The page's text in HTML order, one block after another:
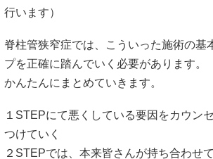
行います）
脊柱管狭窄症では、こういった施術の基
プを正確に踏んでいく必要があります。
かんたんにまとめていきます。
１STEPにて悪くしている要因をカウン
つけていく
２STEPでは、本来皆さんが持ち合わせ